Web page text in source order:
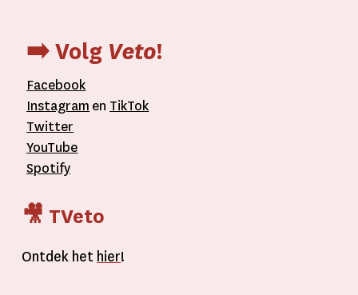
➡️ Volg Veto!
Facebook
Instagram en TikTok
Twitter
YouTube
Spotify
🎥 TVeto
Ontdek het hier!